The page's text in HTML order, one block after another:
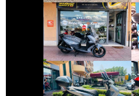
SYM JOYRIDE
HONDA SH
€ 3.150 €